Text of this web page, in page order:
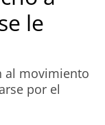
le
al movimiento
por el